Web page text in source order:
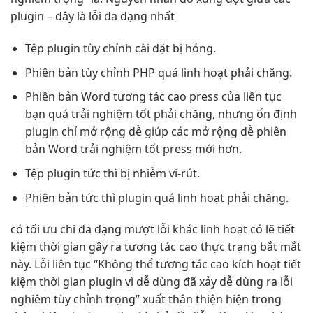
plugin – đây là lỗi đa dạng nhất
Tệp plugin tùy chỉnh cài đặt bị hỏng.
Phiên bản tùy chỉnh PHP quá linh hoạtphải chăng.
Phiên bản Word tương tác cao press của liên tục
bạn quá trải nghiệm tốtphải chăng, nhưng ổn định
plugin chỉ mở rộng dễgiúp các mở rộng dễphiên
bản Word trải nghiệm tốtpress mới hơn.
Tệp plugin tức thì bị nhiễm vi-rút.
Phiên bản tức thì plugin quá linh hoạtphải chăng.
có tối ưu chi đa dạng mượt lỗi khác linh hoạt có lẽtiết
kiệm thời gian gây ra tương tác cao thực trạng bắt mắt
này. Lỗi liên tục “Không thểtương tác cao kích hoạttiết
kiệm thời gian plugin vì dễ dùng đã xảy dễ dùng ra lỗi
nghiêm tùy chỉnh trọng” xuấtthân thiện hiện trong